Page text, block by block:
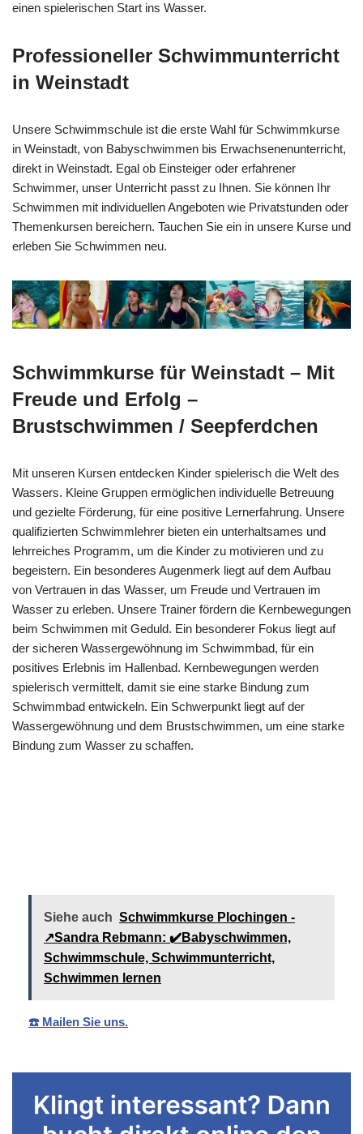
einen spielerischen Start ins Wasser.
Professioneller Schwimmunterricht
in Weinstadt
Unsere Schwimmschule ist die erste Wahl für Schwimmkurse
in Weinstadt, von Babyschwimmen bis Erwachsenenunterricht,
direkt in Weinstadt. Egal ob Einsteiger oder erfahrener
Schwimmer, unser Unterricht passt zu Ihnen. Sie können Ihr
Schwimmen mit individuellen Angeboten wie Privatstunden oder
Themenkursen bereichern. Tauchen Sie ein in unsere Kurse und
erleben Sie Schwimmen neu.
Schwimmkurse für Weinstadt – Mit
Freude und Erfolg –
Brustschwimmen / Seepferdchen
Mit unseren Kursen entdecken Kinder spielerisch die Welt des
Wassers. Kleine Gruppen ermöglichen individuelle Betreuung
und gezielte Förderung, für eine positive Lernerfahrung. Unsere
qualifizierten Schwimmlehrer bieten ein unterhaltsames und
lehrreiches Programm, um die Kinder zu motivieren und zu
begeistern. Ein besonderes Augenmerk liegt auf dem Aufbau
von Vertrauen in das Wasser, um Freude und Vertrauen im
Wasser zu erleben. Unsere Trainer fördern die Kernbewegungen
beim Schwimmen mit Geduld. Ein besonderer Fokus liegt auf
der sicheren Wassergewöhnung im Schwimmbad, für ein
positives Erlebnis im Hallenbad. Kernbewegungen werden
spielerisch vermittelt, damit sie eine starke Bindung zum
Schwimmbad entwickeln. Ein Schwerpunkt liegt auf der
Wassergewöhnung und dem Brustschwimmen, um eine starke
Bindung zum Wasser zu schaffen.
Siehe auch Schwimmkurse Plochingen -
↗️Sandra Rebmann: ✔️Babyschwimmen,
Schwimmschule, Schwimmunterricht,
Schwimmen lernen
☎️ Mailen Sie uns.